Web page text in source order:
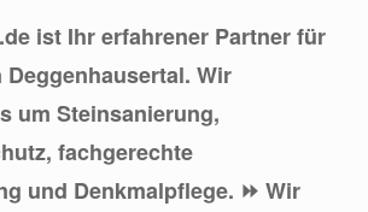
ist Ihr erfahrener Partner für
Wir
um Steinsanierung,
fachgerechte
und Denkmalpflege. ⏩ Wir